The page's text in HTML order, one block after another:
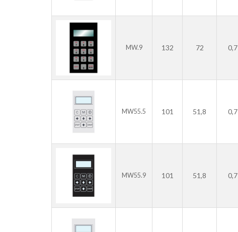
MW.9 132 72 0,7
MW55.5 101 51,8 0,7
MW55.9 101 51,8 0,7